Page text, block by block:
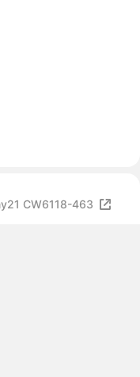
CW6118-463